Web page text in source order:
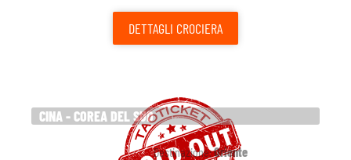
DETTAGLI CROCIERA
CINA - COREA DEL SUD
Destinazione:Oriente